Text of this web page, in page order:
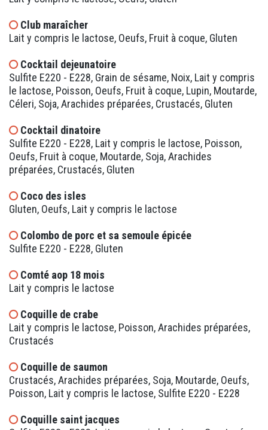
Club maraîcher
Lait y compris le lactose, Oeufs, Fruit à coque, Gluten
Cocktail dejeunatoire
Sulfite E220 - E228, Grain de sésame, Noix, Lait y compris
le lactose, Poisson, Oeufs, Fruit à coque, Lupin, Moutarde,
Céleri, Soja, Arachides préparées, Crustacés, Gluten
Cocktail dinatoire
Sulfite E220 - E228, Lait y compris le lactose, Poisson,
Oeufs, Fruit à coque, Moutarde, Soja, Arachides
préparées, Crustacés, Gluten
Coco des isles
Gluten, Oeufs, Lait y compris le lactose
Colombo de porc et sa semoule épicée
Sulfite E220 - E228, Gluten
Comté aop 18 mois
Lait y compris le lactose
Coquille de crabe
Lait y compris le lactose, Poisson, Arachides préparées,
Crustacés
Coquille de saumon
Crustacés, Arachides préparées, Soja, Moutarde, Oeufs,
Poisson, Lait y compris le lactose, Sulfite E220 - E228
Coquille saint jacques